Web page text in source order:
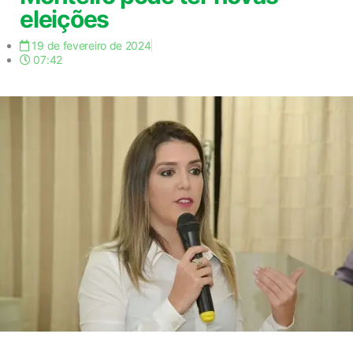
eleições
19 de fevereiro de 2024
07:42